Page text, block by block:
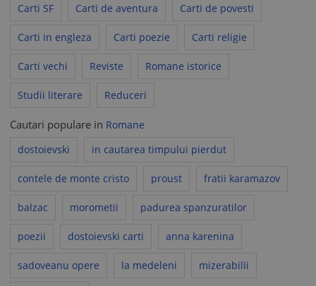
Carti SF Carti de aventura Carti de povesti
Carti in engleza Carti poezie Carti religie
Carti vechi Reviste Romane istorice
Studii literare Reduceri
Cautari populare in Romane
dostoievski
in cautarea timpului pierdut
contele de monte cristo proust fratii karamazov
balzac morometii padurea spanzuratilor
poezii dostoievski carti anna karenina
sadoveanu opere la medeleni mizerabilii